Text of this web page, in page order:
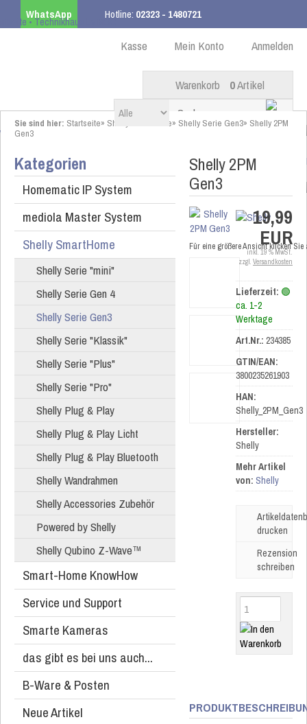
WhatsApp Hotline: 02323 - 1480721
ab 99,00 € innerhalb DE Anmelden
Mein Konto
Kasse
Warenkorb 0Artikel
Sie sind hier: Startseite» Shelly SmartHome» Shelly Serie Gen3» Shelly 2PM
Gen3
Kategorien
Homematic IP System
mediola Master System
Shelly SmartHome
Shelly Serie "mini"
Shelly Serie Gen 4
Shelly Serie Gen3
Shelly Serie "Klassik"
Shelly Serie "Plus"
Shelly Serie "Pro"
Shelly Plug & Play
Shelly Plug & Play Licht
Shelly Plug & Play Bluetooth
Shelly Wandrahmen
Shelly Accessories Zubehör
Powered by Shelly
Shelly Qubino Z-Wave™
Smart-Home KnowHow
Service und Support
Smarte Kameras
das gibt es bei uns auch...
B-Ware & Posten
Neue Artikel
Shelly 2PM
Gen3
Für eine größere Ansicht klicken
19,99
EUR
inkl. 19 % MwSt.
zzgl. Versandkosten
Lieferzeit: 🟢
ca. 1-2
Werktage
Art.Nr.: 234385
GTIN/EAN:
3800235261903
HAN:
Shelly_2PM_Gen3
Hersteller:
Shelly
Mehr Artikel
von: Shelly
drucken
Rezension
schreiben